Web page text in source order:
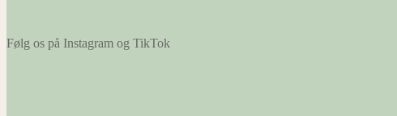
Følg os på Instagram og TikTok